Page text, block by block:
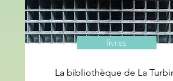
livres
La bibliothèque de La